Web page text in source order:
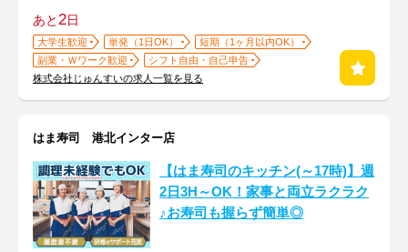
あと2日
大学生歓迎 単発（1日OK）
短期（1ヶ月以内OK）
副業・Ｗワーク歓迎
シフト自由・自己申告
株式会社じゅんすいの求人一覧を見る
はま寿司 港北インター店
【はま寿司のキッチン(～17時)】週
2日3H～OK！家事と両立ラクラク
♪お寿司も握らず簡単◎